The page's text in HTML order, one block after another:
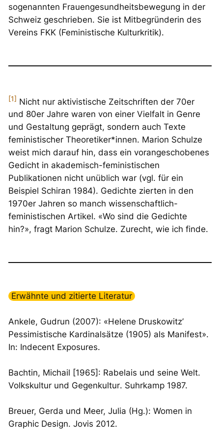
sogenannten Frauengesundheitsbewegung in der
Schweiz geschrieben. Sie ist Mitbegründerin des
Vereins FKK (Feministische Kulturkritik).
[1] Nicht nur aktivistische Zeitschriften der 70er
und 80er Jahre waren von einer Vielfalt in Genre
und Gestaltung geprägt, sondern auch Texte
feministischer Theoretiker*innen. Marion Schulze
weist mich darauf hin, dass ein vorangeschobenes
Gedicht in akademisch-feministischen
Publikationen nicht unüblich war (vgl. für ein
Beispiel Schiran 1984). Gedichte zierten in den
1970er Jahren so manch wissenschaftlich-
feministischen Artikel. «Wo sind die Gedichte
hin?», fragt Marion Schulze. Zurecht, wie ich finde.
Erwähnte und zitierte Literatur
Ankele, Gudrun (2007): «Helene Druskowitz’
Pessimistische Kardinalsätze (1905) als Manifest».
In: Indecent Exposures.
Bachtin, Michail [1965]: Rabelais und seine Welt.
Volkskultur und Gegenkultur. Suhrkamp 1987.
Breuer, Gerda und Meer, Julia (Hg.): Women in
Graphic Design. Jovis 2012.